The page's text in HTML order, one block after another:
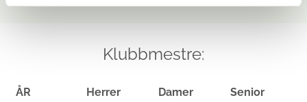
Klubbmestre:
ÅR Herrer Damer Senior